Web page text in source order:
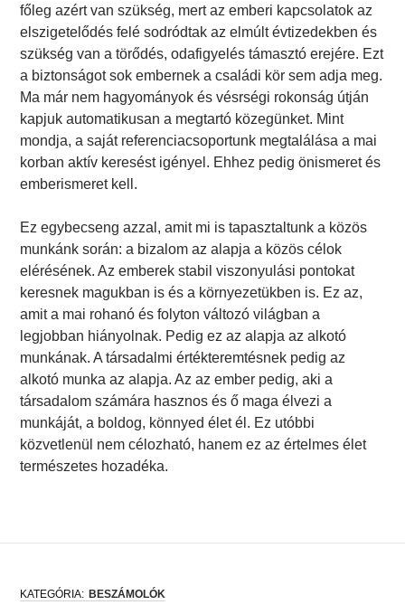
főleg azért van szükség, mert az emberi kapcsolatok az
elszigetelődés felé sodródtak az elmúlt évtizedekben és
szükség van a törődés, odafigyelés támasztó erejére. Ezt
a biztonságot sok embernek a családi kör sem adja meg.
Ma már nem hagyományok és vésrségi rokonság útján
kapjuk automatikusan a megtartó közegünket. Mint
mondja, a saját referenciacsoportunk megtalálása a mai
korban aktív keresést igényel. Ehhez pedig önismeret és
emberismeret kell.
Ez egybecseng azzal, amit mi is tapasztaltunk a közös
munkánk során: a bizalom az alapja a közös célok
elérésének. Az emberek stabil viszonyulási pontokat
keresnek magukban is és a környezetükben is. Ez az,
amit a mai rohanó és folyton változó világban a
legjobban hiányolnak. Pedig ez az alapja az alkotó
munkának. A társadalmi értékteremtésnek pedig az
alkotó munka az alapja. Az az ember pedig, aki a
társadalom számára hasznos és ő maga élvezi a
munkáját, a boldog, könnyed élet él. Ez utóbbi
közvetlenül nem célozható, hanem ez az értelmes élet
természetes hozadéka.
BESZÁMOLÓK